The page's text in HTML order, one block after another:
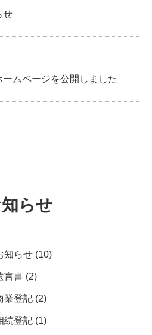
せ
ムページを公開しました
らせ
知らせ(10)
言書(2)
業登記(2)
続登記(1)